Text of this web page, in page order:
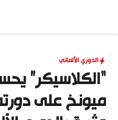
المحتوى
الدوري الألماني
“الكلاسيكر”